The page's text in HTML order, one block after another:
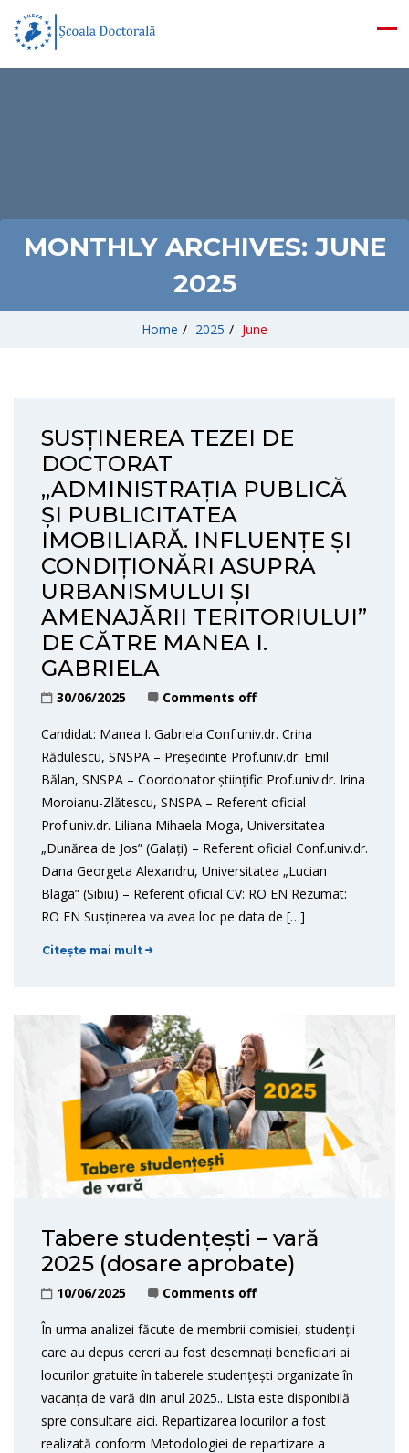
MONTHLY ARCHIVES: JUNE
2025
Home / 2025 / June
SUSȚINEREA TEZEI DE
DOCTORAT
„ADMINISTRAȚIA PUBLICĂ
ȘI PUBLICITATEA
IMOBILIARĂ. INFLUENȚE ȘI
CONDIȚIONĂRI ASUPRA
URBANISMULUI ȘI
AMENAJĂRII TERITORIULUI”
DE CĂTRE MANEA I.
GABRIELA
30/06/2025 Comments off
Candidat: Manea I. Gabriela Conf.univ.dr. Crina
Rădulescu, SNSPA – Președinte Prof.univ.dr. Emil
Bălan, SNSPA – Coordonator științific Prof.univ.dr. Irina
Moroianu-Zlătescu, SNSPA – Referent oficial
Prof.univ.dr. Liliana Mihaela Moga, Universitatea
„Dunărea de Jos” (Galați) – Referent oficial Conf.univ.dr.
Dana Georgeta Alexandru, Universitatea „Lucian
Blaga” (Sibiu) – Referent oficial CV: RO EN Rezumat:
RO EN Susținerea va avea loc pe data de […]
Citește mai mult
Tabere studențești – vară
2025 (dosare aprobate)
10/06/2025 Comments off
În urma analizei făcute de membrii comisiei, studenții
care au depus cereri au fost desemnați beneficiari ai
locurilor gratuite în taberele studențești organizate în
vacanța de vară din anul 2025.. Lista este disponibilă
spre consultare aici. Repartizarea locurilor a fost
realizată conform Metodologiei de repartizare a